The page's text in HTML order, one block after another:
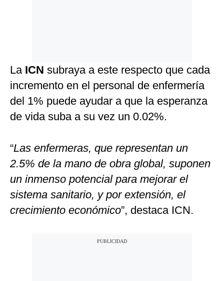
La ICN subraya a este respecto que cada
incremento en el personal de enfermería
del 1% puede ayudar a que la esperanza
de vida suba a su vez un 0.02%.
“Las enfermeras, que representan un
2.5% de la mano de obra global, suponen
un inmenso potencial para mejorar el
sistema sanitario, y por extensión, el
crecimiento económico”, destaca ICN.